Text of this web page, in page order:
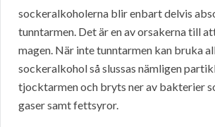
sockeralkoholerna blir enbart delvis
tunntarmen. Det är en av orsakerna till
magen. När inte tunntarmen kan bruka
sockeralkohol så slussas nämligen
tjocktarmen och bryts ner av bakterier
gaser samt fettsyror.